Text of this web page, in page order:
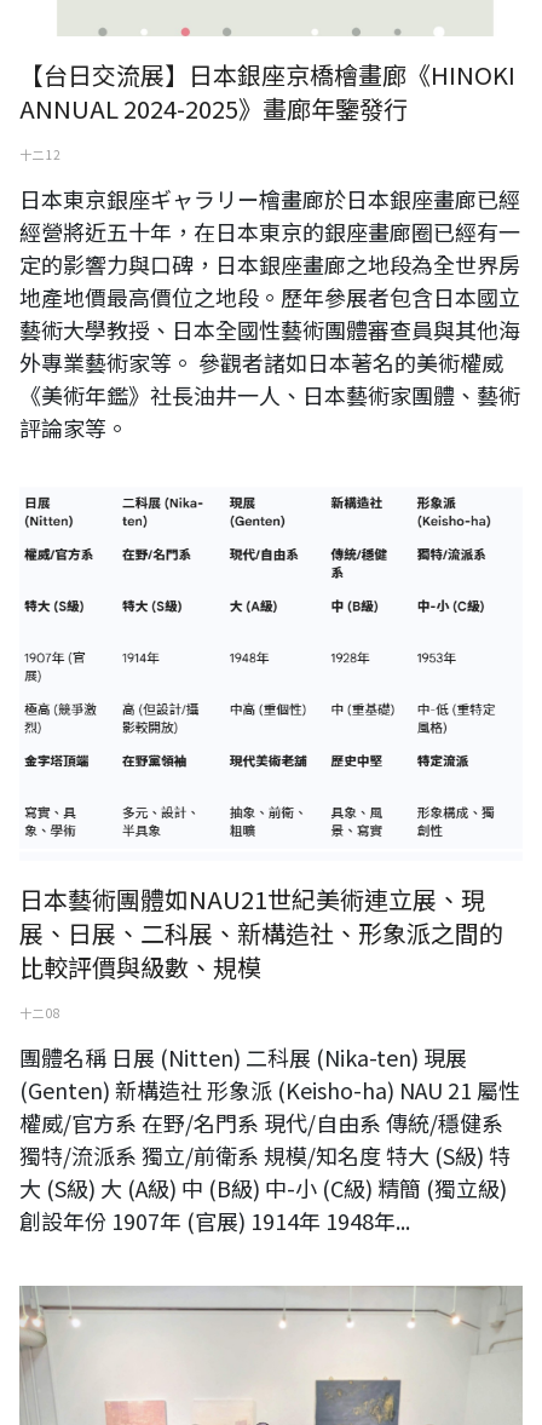
【台日交流展】日本銀座京橋檜畫廊《HINOKI
ANNUAL 2024-2025》畫廊年鑒發行
十二 12
日本東京銀座ギャラリー檜畫廊於日本銀座畫廊已經
經營將近五十年，在日本東京的銀座畫廊圈已經有一
定的影響力與口碑，日本銀座畫廊之地段為全世界房
地產地價最高價位之地段。歷年參展者包含日本國立
藝術大學教授、日本全國性藝術團體審查員與其他海
外專業藝術家等。 參觀者諸如日本著名的美術權威
《美術年鑑》社長油井一人、日本藝術家團體、藝術
評論家等。
日本藝術團體如NAU21世紀美術連立展、現
展、日展、二科展、新構造社、形象派之間的
比較評價與級數、規模
十二 08
團體名稱 日展 (Nitten) 二科展 (Nika-ten) 現展
(Genten) 新構造社 形象派 (Keisho-ha) NAU 21 屬性
權威/官方系 在野/名門系 現代/自由系 傳統/穩健系
獨特/流派系 獨立/前衛系 規模/知名度 特大 (S級) 特
大 (S級) 大 (A級) 中 (B級) 中-小 (C級) 精簡 (獨立級)
創設年份 1907年 (官展) 1914年 1948年...
【現場直擊】日本NAU21世紀美術連立協會會員展